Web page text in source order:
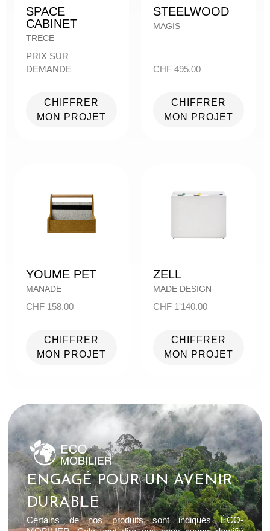
SPACE
CABINET
TRECE
PRIX SUR
DEMANDE
CHIFFRER
MON PROJET
STEELWOOD
MAGIS
CHF 495.00
CHIFFRER
MON PROJET
YOUME PET
MANADE
CHF158.00
CHIFFRER
MON PROJET
ZELL
MADE DESIGN
CHF 1'140.00
CHIFFRER
MON PROJET
ENGAGÉ POUR UN AVENIR
DURABLE
Certains de nos produits sont indiqués ÉCO-